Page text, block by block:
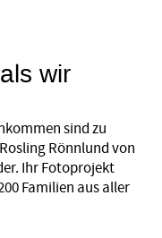
wir
sind zu
Rönnlund von
Ihr Fotoprojekt
Familien aus aller